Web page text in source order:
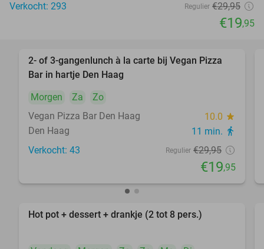
Verkocht: 293 Regulier €29,95
€19,95
33%
2- of 3-gangenlunch à la carte bij Vegan Pizza
Bar in hartje Den Haag
Morgen
Za
Zo
Vegan Pizza Bar Den Haag
10.0 star
Den Haag 11 min. directions_walk
Verkocht: 43 Regulier €29,95
€19,95
Hot pot + dessert + drankje (2 tot 8 pers.)